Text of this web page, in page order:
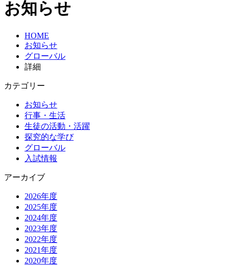
お知らせ
HOME
お知らせ
グローバル
詳細
カテゴリー
お知らせ
行事・生活
生徒の活動・活躍
探究的な学び
グローバル
入試情報
アーカイブ
2026年度
2025年度
2024年度
2023年度
2022年度
2021年度
2020年度